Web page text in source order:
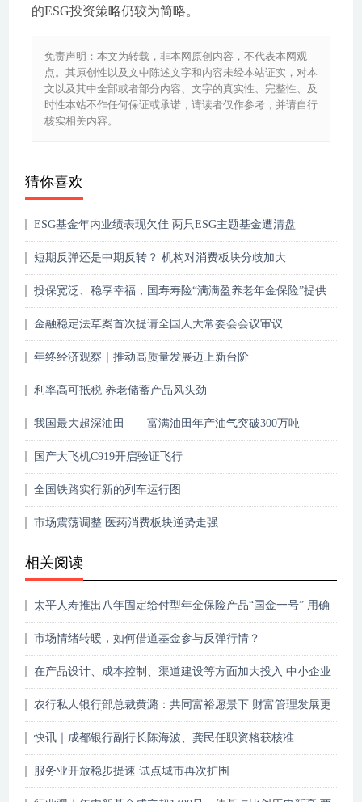
的ESG投资策略仍较为简略。
免责声明：本文为转载，非本网原创内容，不代表本网观
点。其原创性以及文中陈述文字和内容未经本站证实，对本
文以及其中全部或者部分内容、文字的真实性、完整性、及
时性本站不作任何保证或承诺，请读者仅作参考，并请自行
核实相关内容。
猜你喜欢
ESG基金年内业绩表现欠佳 两只ESG主题基金遭清盘
短期反弹还是中期反转？ 机构对消费板块分歧加大
投保宽泛、稳享幸福，国寿寿险“满满盈养老年金保险”提供
金融稳定法草案首次提请全国人大常委会会议审议
年终经济观察｜推动高质量发展迈上新台阶
利率高可抵税 养老储蓄产品风头劲
我国最大超深油田——富满油田年产油气突破300万吨
国产大飞机C919开启验证飞行
全国铁路实行新的列车运行图
市场震荡调整 医药消费板块逆势走强
相关阅读
太平人寿推出八年固定给付型年金保险产品“国金一号” 用确
市场情绪转暖，如何借道基金参与反弹行情？
在产品设计、成本控制、渠道建设等方面加大投入 中小企业
农行私人银行部总裁黄潞：共同富裕愿景下 财富管理发展更
快讯｜成都银行副行长陈海波、龚民任职资格获核准
服务业开放稳步提速 试点城市再次扩围